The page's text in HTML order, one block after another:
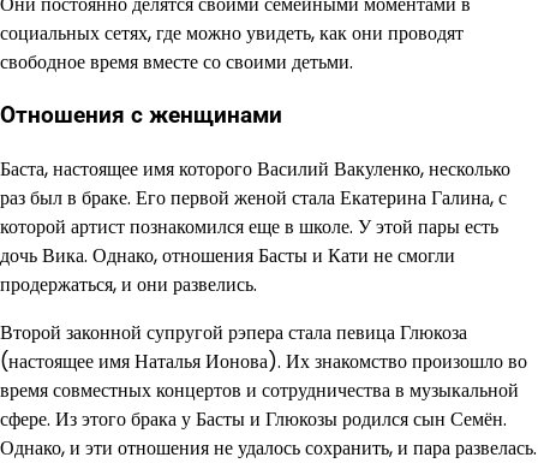
социальных сетях, где можно увидеть, как они проводят
свободное время вместе со своими детьми.
Отношения с женщинами
Баста, настоящее имя которого Василий Вакуленко, несколько
раз был в браке. Его первой женой стала Екатерина Галина, с
которой артист познакомился еще в школе. У этой пары есть
дочь Вика. Однако, отношения Басты и Кати не смогли
продержаться, и они развелись.
Второй законной супругой рэпера стала певица Глюкоза
(настоящее имя Наталья Ионова). Их знакомство произошло во
время совместных концертов и сотрудничества в музыкальной
сфере. Из этого брака у Басты и Глюкозы родился сын Семён.
Однако, и эти отношения не удалось сохранить, и пара развелась.